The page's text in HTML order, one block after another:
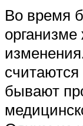
Во время
бывают